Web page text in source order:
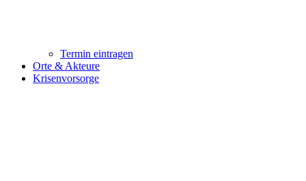
Termin eintragen
Orte & Akteure
Krisenvorsorge